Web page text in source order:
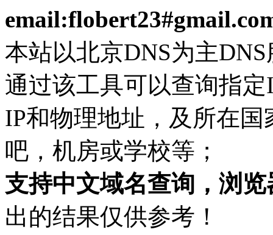
本站以北京DNS为主
通过该工具可以查询指
IP和物理地址，及所在
吧，机房或学校等；
支持中文域名查询，浏
出的结果仅供参考！